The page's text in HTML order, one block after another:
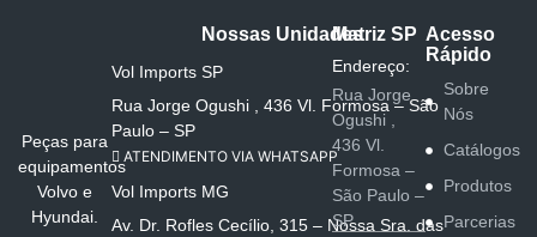
Peças para
equipamentos
Volvo e
Hyundai.
Nossas Unidades
Vol Imports SP
Rua Jorge Ogushi , 436 Vl. Formosa – São
Paulo – SP
ATENDIMENTO VIA WHATSAPP
Vol Imports MG
Av. Dr. Rofles Cecílio, 315 – Nossa Sra. das
Matriz SP
Endereço:
Rua Jorge
Ogushi ,
436 Vl.
Formosa –
São Paulo –
SP
Acesso
Rápido
Sobre
Nós
Catálogos
Produtos
Parcerias